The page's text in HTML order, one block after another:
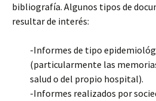
bibliografía. Algunos tipos de
resultar de interés:
-Informes de tipo
(particularmente las
salud o del propio hospital).
-Informes realizados por